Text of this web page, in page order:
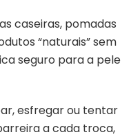
caseiras, pomadas
“naturais” sem
seguro para a pele
esfregar ou tentar
a cada troca,